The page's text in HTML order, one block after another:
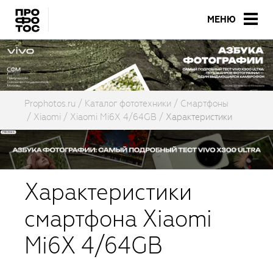
МЕНЮ
Prophotos.ru Каталог фототехники
Смартфоны
Xiaomi
Xiaomi Mi6X 4/64GB Характеристики
Характеристики
смартфона Xiaomi
Mi6X 4/64GB